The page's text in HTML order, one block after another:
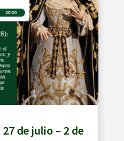
27 de julio – 2 de